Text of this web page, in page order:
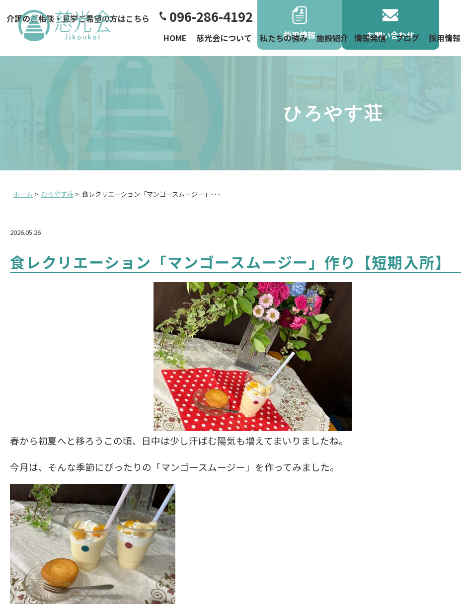
介護のご相談・見学ご希望の方はこちら 096-286-4192
採用情報 お問い合わせ
HOME 慈光会について 私たちの強み 施設紹介 情報発信 ブログ 採用情報
ひろやす荘
ホーム > ひろやす荘> 食レクリエーション「マンゴースムージー」･･･
2026.05.26
食レクリエーション「マンゴースムージー」作り【短期入所】
春から初夏へと移ろうこの頃、日中は少し汗ばむ陽気も増えてまいりましたね。
今月は、そんな季節にぴったりの「マンゴースムージー」を作ってみました。